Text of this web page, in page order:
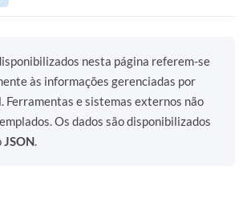
nesta página referem-se
às informações gerenciadas por
Ferramentas e sistemas externos não
Os dados são disponibilizados
JSON.